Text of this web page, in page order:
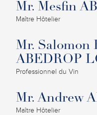
Mr. Mesfin
Maître Hôtelier
Mr. Salomon
ABEDROP
Professionnel du Vin
Mr. Andrew
Maître Hôtelier